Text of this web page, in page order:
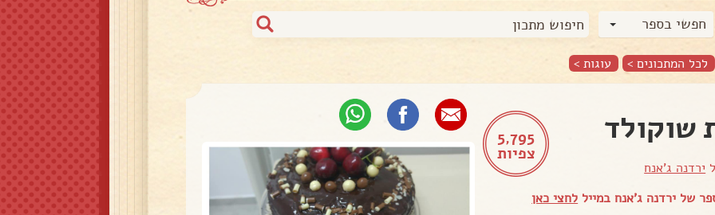
חפשי בספר
לכל המתכונים > עוגות >
5,795
צפיות
שוקולד
ירדנה ג'אנח
של ירדנה ג'אנח במייל לחצי כאן